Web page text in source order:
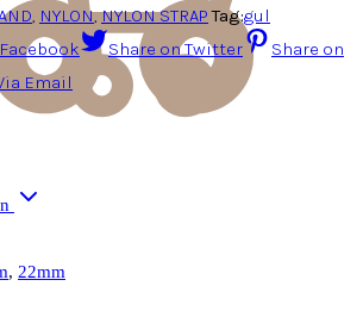
, NYLON,NYLON STRAP Tag:gul
Share on Twitter
Share on
Email
, 22mm